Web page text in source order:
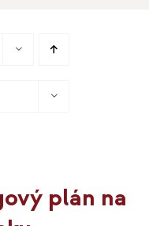
plán na